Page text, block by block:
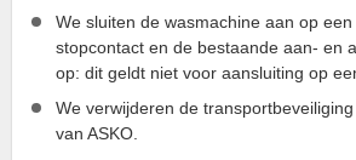
We sluiten de wasmachine aan op
stopcontact en de bestaande aan- en
op: dit geldt niet voor aansluiting op
We verwijderen de
van ASKO.